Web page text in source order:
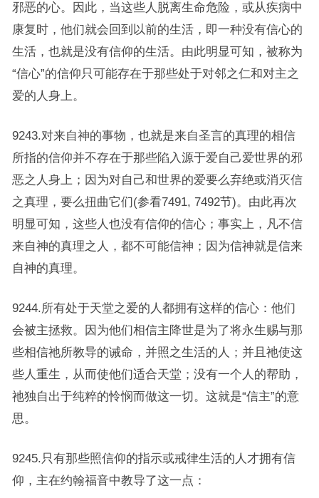
邪恶的心。因此，当这些人脱离生命危险，或从疾病中
康复时，他们就会回到以前的生活，即一种没有信心的
生活，也就是没有信仰的生活。由此明显可知，被称为
“信心”的信仰只可能存在于那些处于对邻之仁和对主之
爱的人身上。
9243.对来自神的事物，也就是来自圣言的真理的相信
所指的信仰并不存在于那些陷入源于爱自己爱世界的邪
恶之人身上；因为对自己和世界的爱要么弃绝或消灭信
之真理，要么扭曲它们(参看7491, 7492节)。由此再次
明显可知，这些人也没有信仰的信心；事实上，凡不信
来自神的真理之人，都不可能信神；因为信神就是信来
自神的真理。
9244.所有处于天堂之爱的人都拥有这样的信心：他们
会被主拯救。因为他们相信主降世是为了将永生赐与那
些相信祂所教导的诫命，并照之生活的人；并且祂使这
些人重生，从而使他们适合天堂；没有一个人的帮助，
祂独自出于纯粹的怜悯而做这一切。这就是“信主”的意
思。
9245.只有那些照信仰的指示或戒律生活的人才拥有信
仰，主在约翰福音中教导了这一点：